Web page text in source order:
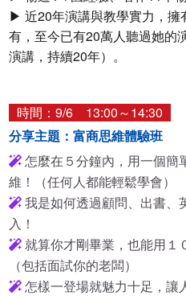
▶ 近20年演講與教學實力，擁
有，至今已有20萬人聽過她的
演講，持續20年）。
時間：9/6 13:00～14:30
分享主題：富商思維體驗班
怎麼在５分鐘內，用一個簡
維！（任何人都能輕鬆學會）
我是如何透過顧問、出書、
入！
就算你才剛畢業，也能用１
（包括面試你的老闆）
怎樣一登場就魅力十足，讓